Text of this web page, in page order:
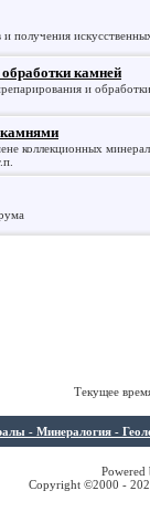
получения
камней
и
коллекционных
Текущее
- Минералогия -
Copyright ©2000 -